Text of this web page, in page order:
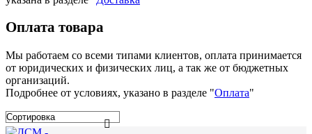
Оплата товара
Мы работаем со всеми типами клиентов, оплата принимается
от юридических и физических лиц, а так же от бюджетных
организаций.
Подробнее от условиях, указано в разделе "Оплата"